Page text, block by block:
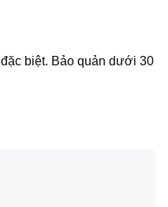
biệt. Bảo quản dưới 30